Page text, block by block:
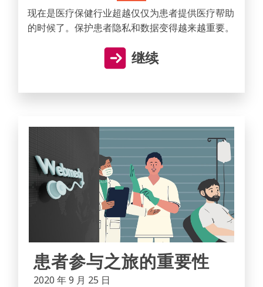
现在是医疗保健行业超越仅仅为患者提供医疗帮助
的时候了。保护患者隐私和数据变得越来越重要。
继续
患者参与之旅的重要性
2020 年 9 月 25 日